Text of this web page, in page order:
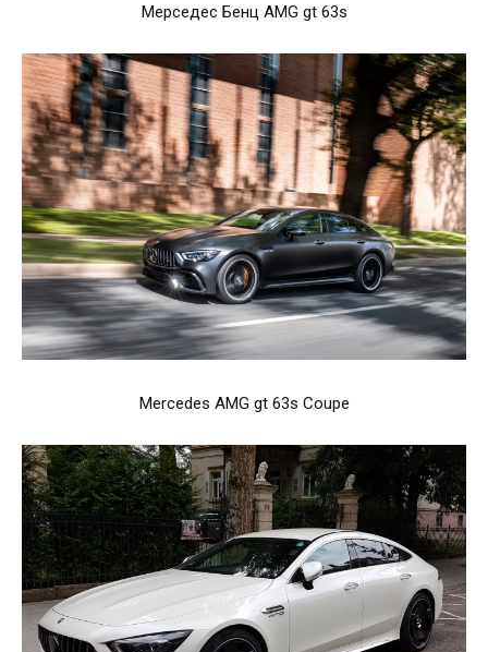
Мерседес Бенц AMG gt 63s
Mercedes AMG gt 63s Coupe